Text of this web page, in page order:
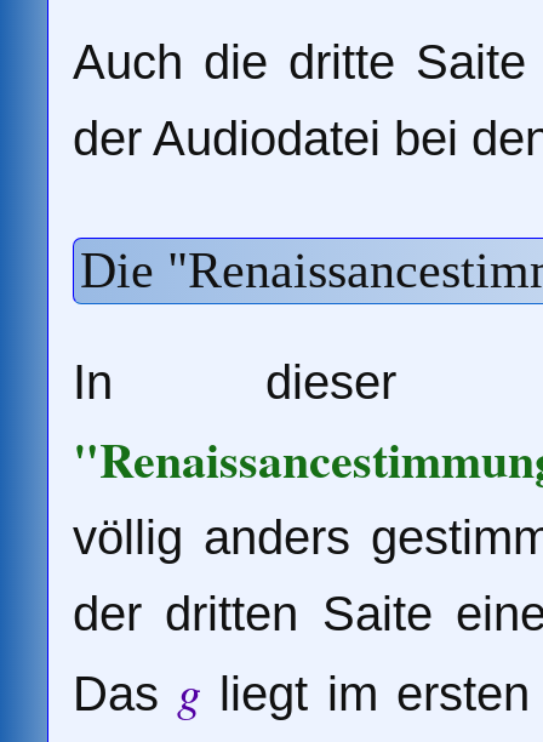
Auch die dritte
der Audiodatei bei
Die
In dieser
völlig anders
der dritten Saite
Das g liegt im